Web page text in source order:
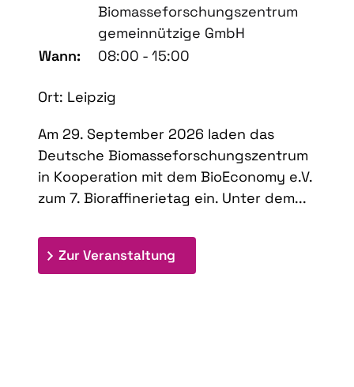
Biomasseforschungszentrum
gemeinnützige GmbH
Wann:
08:00 - 15:00
Ort: Leipzig
Am 29. September 2026 laden das
Deutsche Biomasseforschungszentrum
in Kooperation mit dem BioEconomy e.V.
zum 7. Bioraffinerietag ein. Unter dem...
Zur Veranstaltung